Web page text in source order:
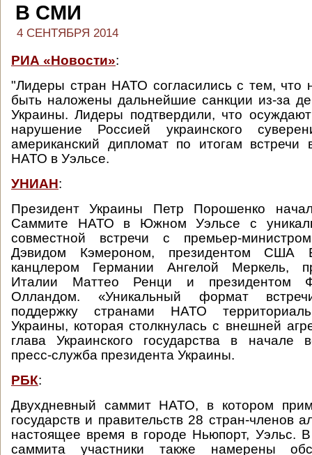
В СМИ
4 СЕНТЯБРЯ 2014
РИА «Новости»:
"Лидеры стран НАТО согласились с тем, что
быть наложены дальнейшие санкции из-за
Украины. Лидеры подтвердили, что
нарушение Россией украинского
американский дипломат по итогам встречи
НАТО в Уэльсе.
УНИАН:
Президент Украины Петр Порошенко
Саммите НАТО в Южном Уэльсе с
совместной встречи с премьер-
Дэвидом Кэмероном, президентом США
канцлером Германии Ангелой Меркель,
Италии Маттео Ренци и президентом
Олландом. «Уникальный формат
поддержку странами НАТО
Украины, которая столкнулась с внешней
глава Украинского государства в начале
пресс-служба президента Украины.
РБК:
Двухдневный саммит НАТО, в котором
государств и правительств 28 стран-членов
настоящее время в городе Ньюпорт, Уэльс.
саммита участники также намерены